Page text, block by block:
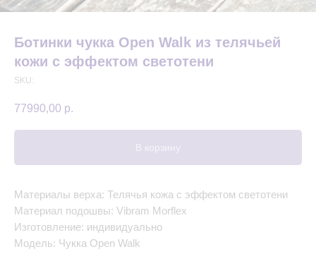
Ботинки чукка Open Walk из телячьей
кожи с эффектом светотени
SKU:
77990,00 р.
В корзину
Материалы верха: Телячья кожа с эффектом светотени
Материал подошвы: Vibram Morflex
Изготовление: индивидуально
Модель: Чукка Open Walk